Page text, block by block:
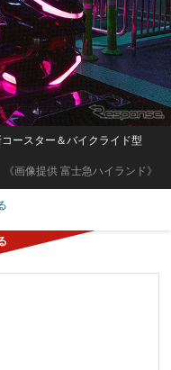
《画像提供 富士急ハイランド》
ースター＆バイクライド型